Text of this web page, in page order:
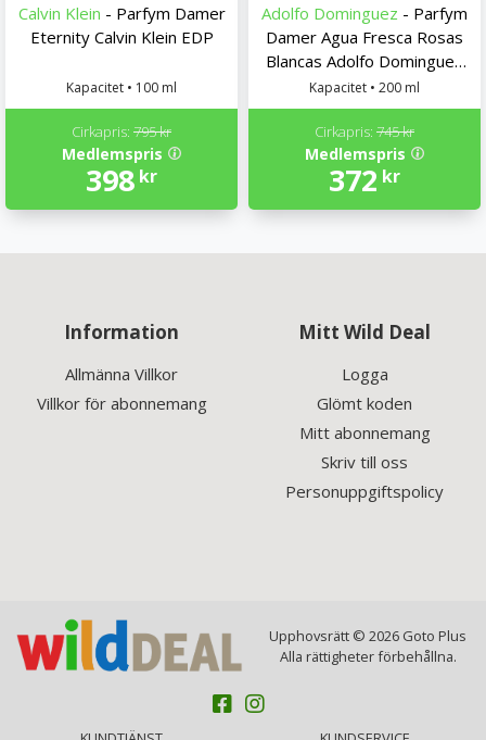
Calvin Klein - Parfym Damer
Eternity Calvin Klein EDP
Kapacitet • 100 ml
Medlemspris
398 kr
Cirkapris: 795 kr
Adolfo Dominguez - Parfym
Damer Agua Fresca Rosas
Blancas Adolfo Dominguez
EDT
Kapacitet • 200 ml
Medlemspris
372 kr
Cirkapris: 745 kr
Information
Allmänna Villkor
Villkor för abonnemang
Mitt Wild Deal
Logga
Glömt koden
Mitt abonnemang
Skriv till oss
Personuppgiftspolicy
Upphovsrätt © 2026 Goto Plus
Alla rättigheter förbehållna.